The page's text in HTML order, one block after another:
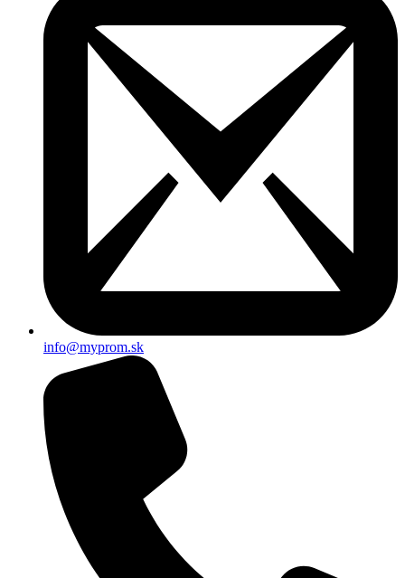
info@myprom.sk